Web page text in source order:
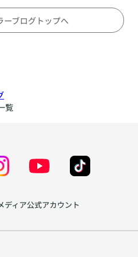
対
等
の
方
か
ーブログトップへ
覧
ィア公式アカウント